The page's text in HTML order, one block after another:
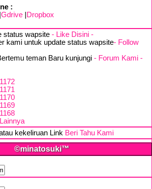
:
Gdrive Dropbox
status wapsite - Like Disini -
kami untuk update status wapsite- Follow
teman Baru kunjungi - Forum Kami -
kekeliruan Link Beri Tahu Kami
©minatosuki™